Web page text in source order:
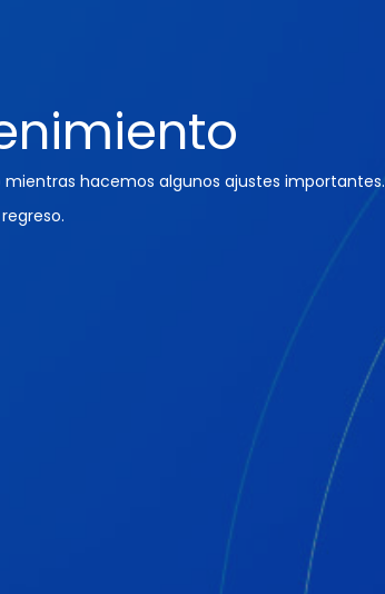
hacemos algunos ajustes importantes.